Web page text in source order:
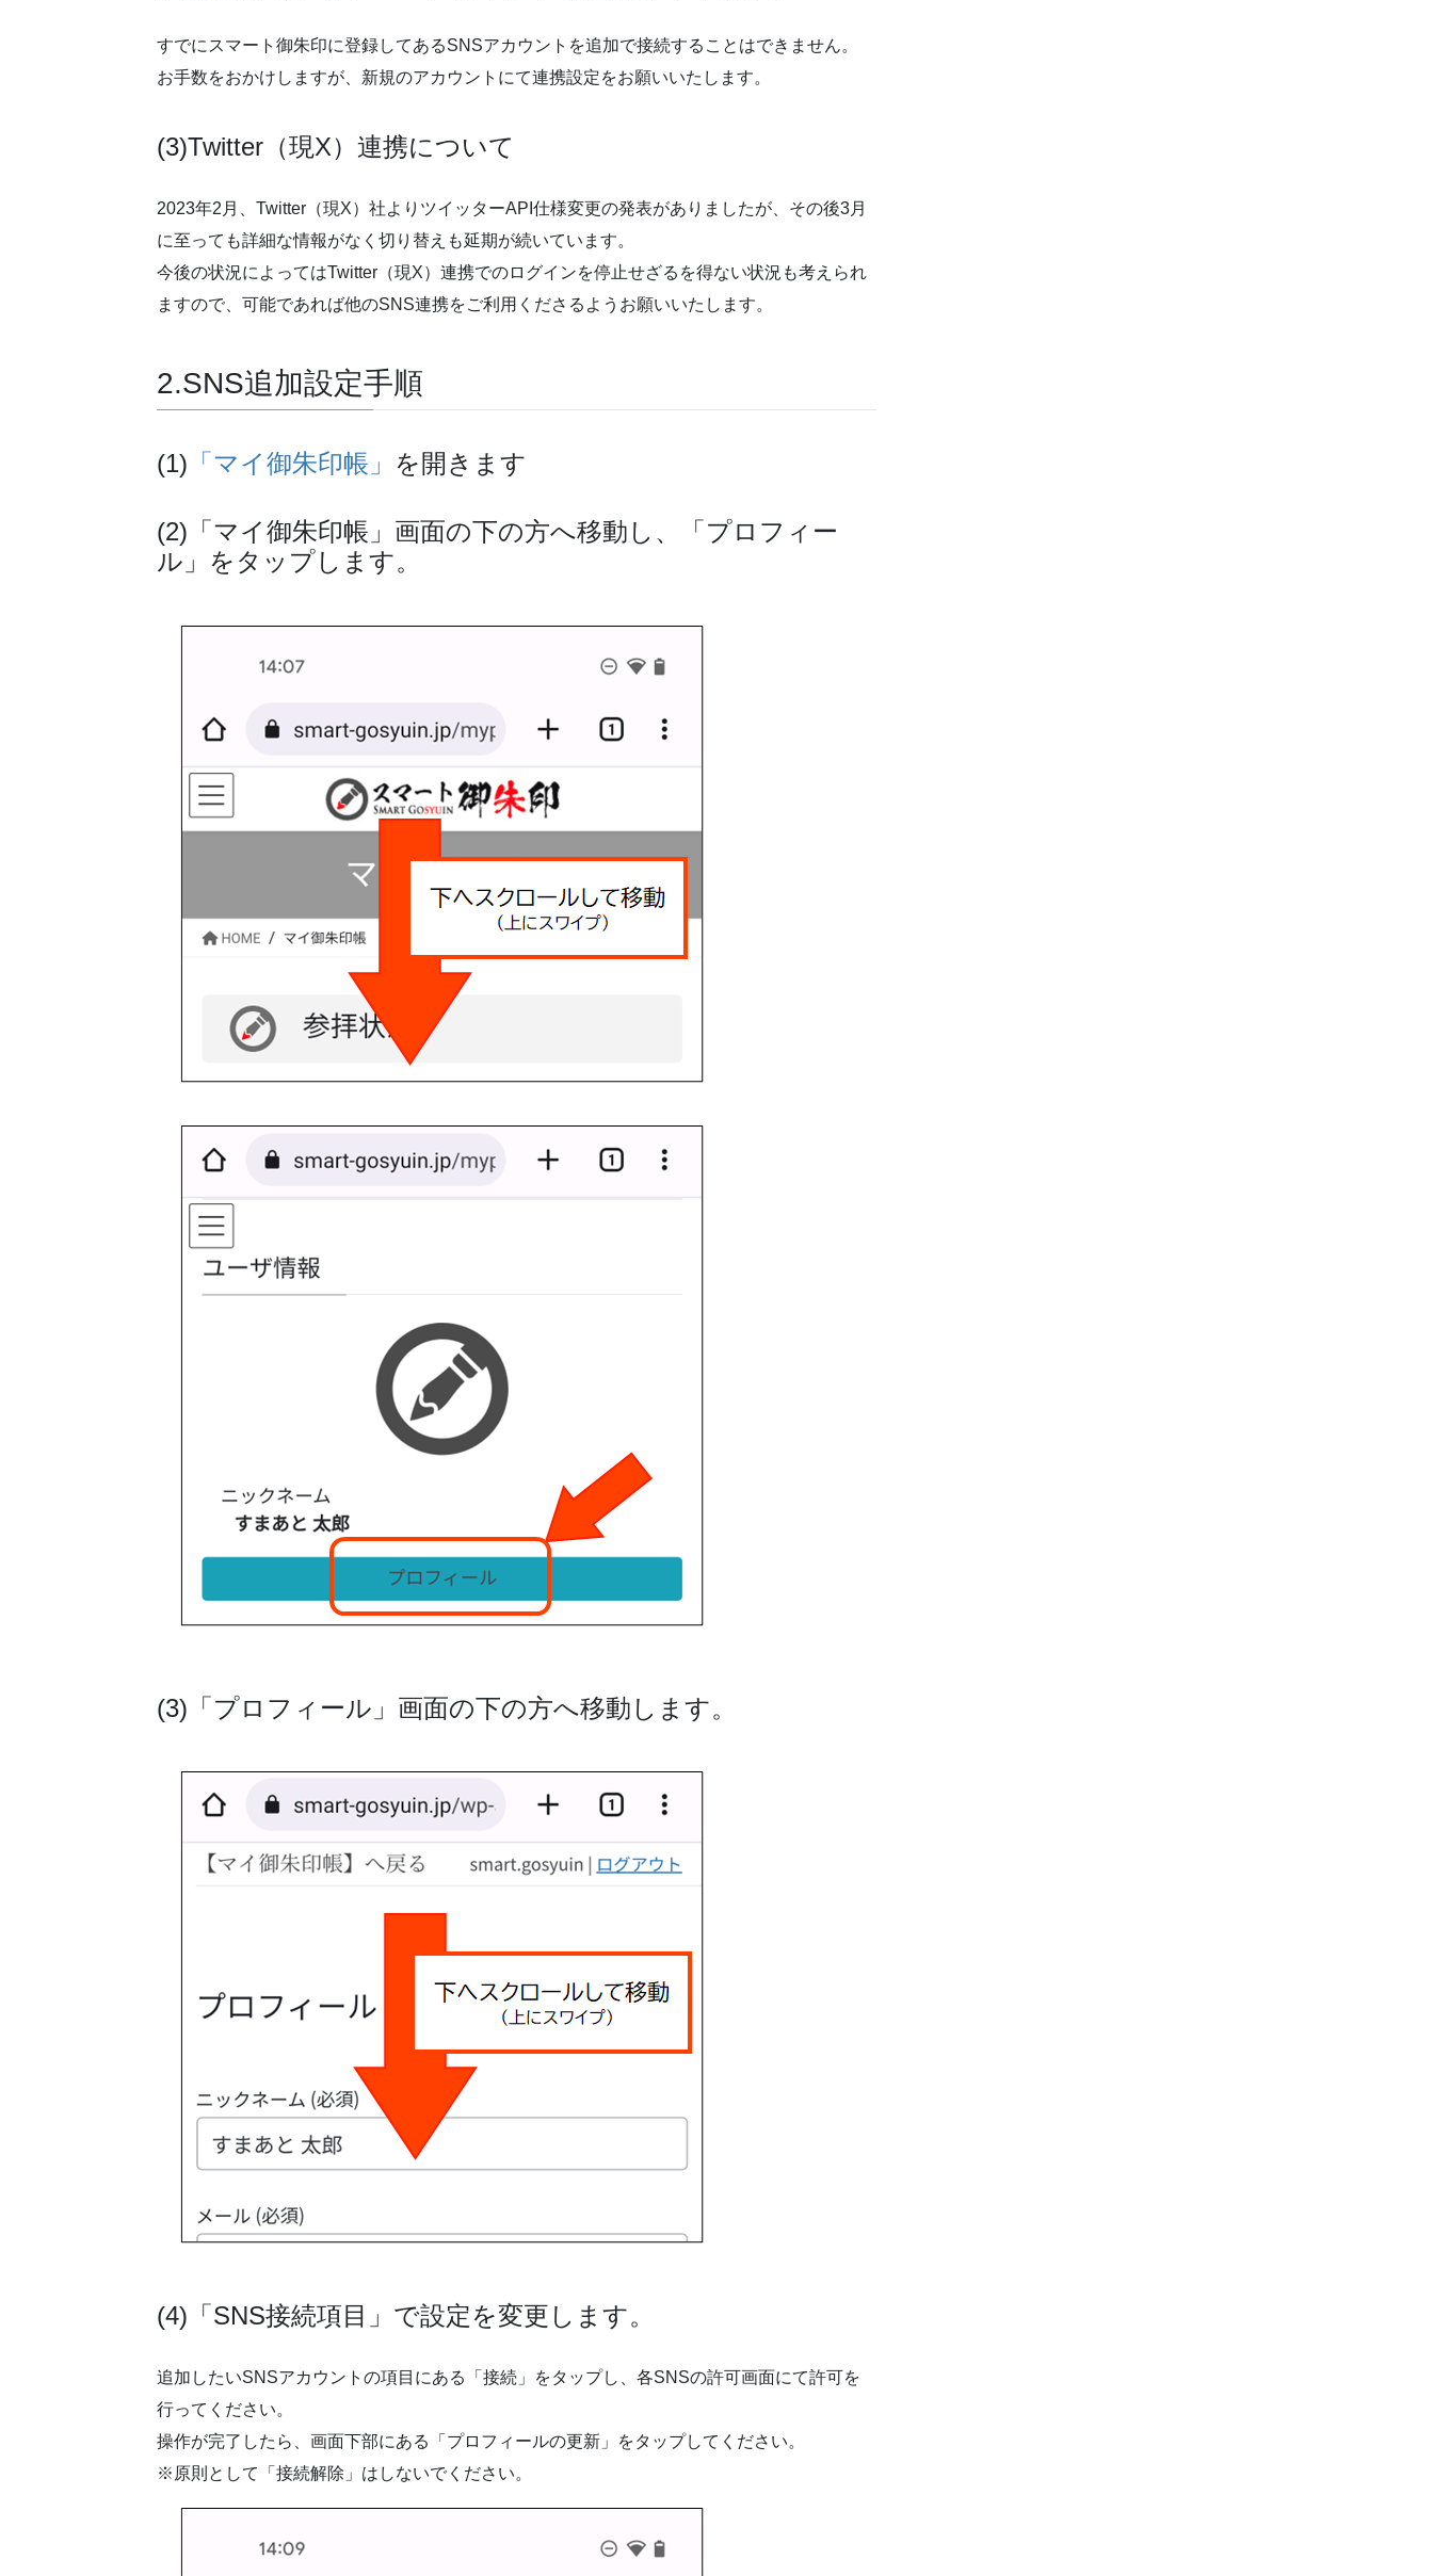
すでにスマート御朱印に登録してあるSNSアカウントを追加で接続することはできません。
お手数をおかけしますが、新規のアカウントにて連携設定をお願いいたします。
(3)Twitter（現X）連携について
2023年2月、Twitter（現X）社よりツイッターAPI仕様変更の発表がありましたが、その後3月
に至っても詳細な情報がなく切り替えも延期が続いています。
今後の状況によってはTwitter（現X）連携でのログインを停止せざるを得ない状況も考えられ
ますので、可能であれば他のSNS連携をご利用くださるようお願いいたします。
2.SNS追加設定手順
(1) 「マイ御朱印帳」 を開きます
(2)「マイ御朱印帳」画面の下の方へ移動し、「プロフィー
ル」をタップします。
(3)「プロフィール」画面の下の方へ移動します。
(4)「SNS接続項目」で設定を変更します。
追加したいSNSアカウントの項目にある「接続」をタップし、各SNSの許可画面にて許可を
行ってください。
操作が完了したら、画面下部にある「プロフィールの更新」をタップしてください。
※原則として「接続解除」はしないでください。